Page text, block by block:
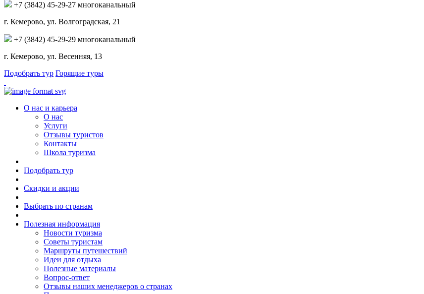
+7 (3842) 45-29-27 многоканальный
г. Кемерово, ул. Волгоградская, 21
+7 (3842) 45-29-29 многоканальный
г. Кемерово, ул. Весенняя, 13
Подобрать тур Горящие туры
О нас и карьера
О нас
Услуги
Отзывы туристов
Контакты
Школа туризма
Подобрать тур
Скидки и акции
Выбрать по странам
Полезная информация
Новости туризма
Советы туристам
Маршруты путешествий
Идеи для отдыха
Полезные материалы
Вопрос-ответ
Отзывы наших менеджеров о странах